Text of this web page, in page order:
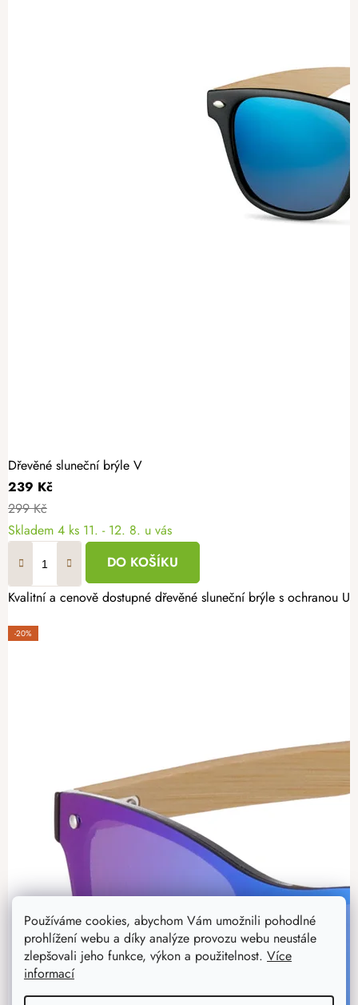
Používáme cookies, abychom Vám umožnili pohodlné
prohlížení webu a díky analýze provozu webu neustále
zlepšovali jeho funkce, výkon a použitelnost. Více
informací
Dřevěné sluneční brýle V
239 Kč
299 Kč
Skladem 4 ks 11. - 12. 8. u vás
DO KOŠÍKU
Kvalitní a cenově dostupné dřevěné sluneční brýle s ochranou
-20%